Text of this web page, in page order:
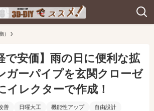
）
で安価】雨の日に便利な拡
ガーパイプを玄関クローゼ
イレクターで作成！
善 日曜大工 機能性アップ 自由設計